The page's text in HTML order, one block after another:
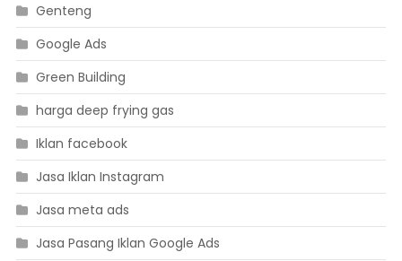
Genteng
Google Ads
Green Building
harga deep frying gas
Iklan facebook
Jasa Iklan Instagram
Jasa meta ads
Jasa Pasang Iklan Google Ads